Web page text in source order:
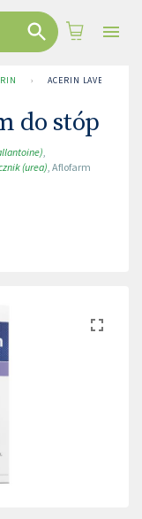
› ACERIN LAVENDI
do stóp
,
(urea), Aflofarm